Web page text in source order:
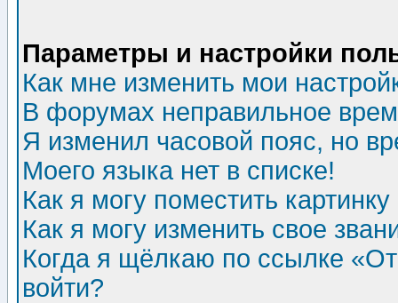
Параметры и настройки
Как мне изменить мои
В форумах неправильное
Я изменил часовой пояс, но
Моего языка нет в списке!
Как я могу поместить
Как я могу изменить свое
Когда я щёлкаю по ссылке
войти?